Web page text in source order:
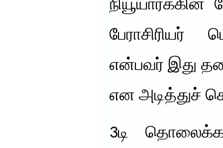
பேராசிரியர்
என்பவர் இது
என அடித்துச்
3டி